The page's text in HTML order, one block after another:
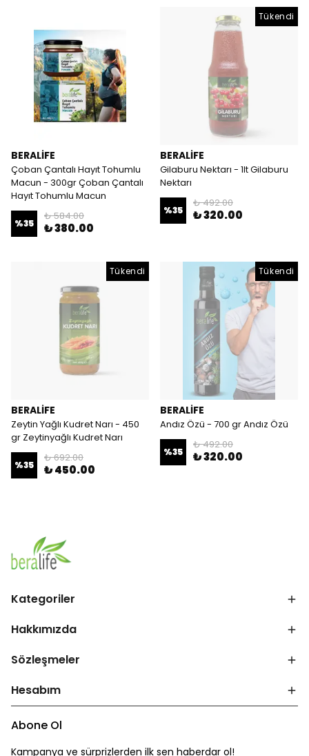
BERALİFE
Çoban Çantalı Hayıt Tohumlu
Macun - 300gr Çoban Çantalı
Hayıt Tohumlu Macun
%35
₺ 584.00
₺ 380.00
Tükendi
BERALİFE
Gilaburu Nektarı - 1lt Gilaburu
Nektarı
%35
₺ 492.00
₺ 320.00
Tükendi
BERALİFE
Zeytin Yağlı Kudret Narı - 450
gr Zeytinyağlı Kudret Narı
%35
₺ 692.00
₺ 450.00
Tükendi
BERALİFE
Andız Özü - 700 gr Andız Özü
%35
₺ 492.00
₺ 320.00
Kategoriler
Hakkımızda
Sözleşmeler
Hesabım
Abone Ol
Kampanya ve sürprizlerden ilk sen haberdar ol!